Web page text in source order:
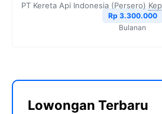
PT Kereta Api Indonesia (Persero)
Rp 3.300.000
Bulanan
Lowongan Terbaru